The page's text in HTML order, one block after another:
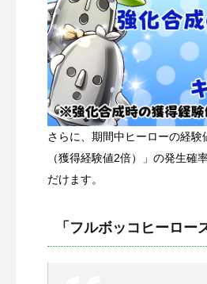
さらに、期間中ヒーローの経
（獲得経験値2倍）」の発生確
だけます。
「フルボッコヒーロー